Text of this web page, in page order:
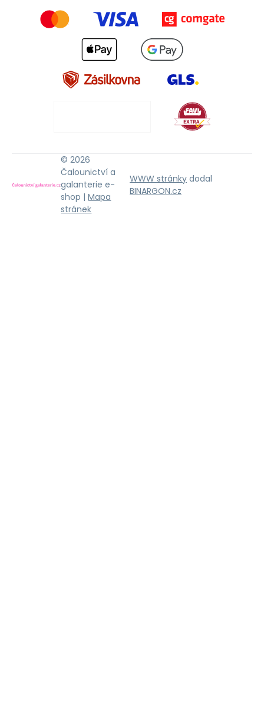
© 2026
Čalounictví a
galanterie e-
shop |Mapa
stránek
WWW stránky dodal
BINARGON.cz